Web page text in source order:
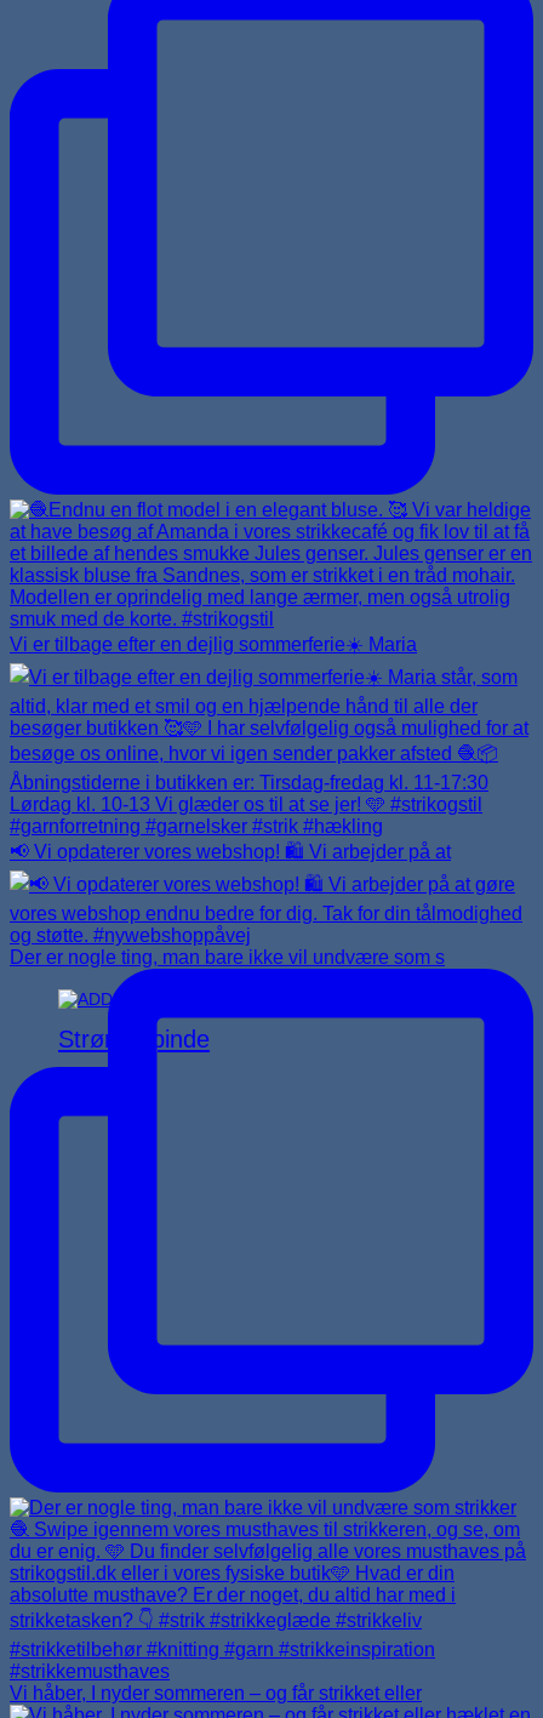
Strømpepinde
Vi er tilbage efter en dejlig sommerferie☀️ Maria
📢 Vi opdaterer vores webshop! 🛍️ Vi arbejder på at
Der er nogle ting, man bare ikke vil undvære som s
Vi håber, I nyder sommeren – og får strikket eller